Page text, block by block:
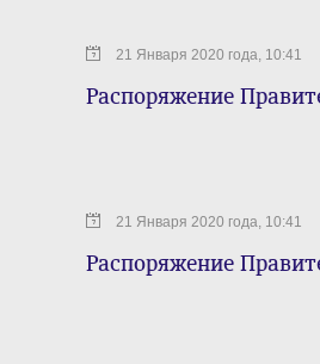
21 Января 2020 года, 10:41
Распоряжение
21 Января 2020 года, 10:41
Распоряжение